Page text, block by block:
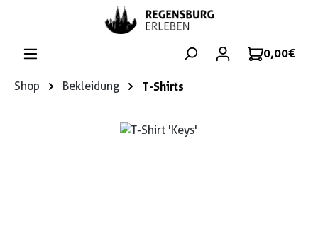
Zum Hauptinhalt springen
0,00 €
Shop Bekleidung T-Shirts
Bildergalerie überspringen